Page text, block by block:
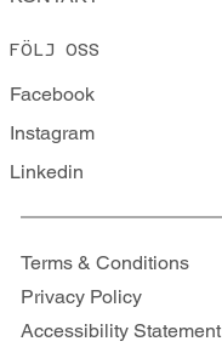
FÖLJ OSS
Facebook
Instagram
Linkedin
Terms & Conditions
Privacy Policy
Accessibility Statement